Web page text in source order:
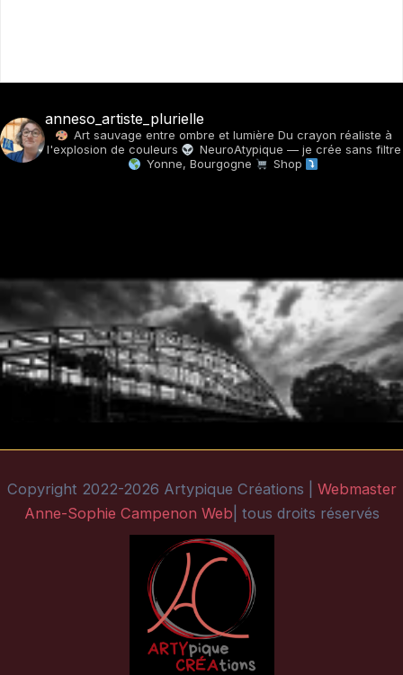
anneso_artiste_plurielle
Art sauvage entre ombre et lumière Du crayon réaliste à
l'explosion de couleurs
NeuroAtypique — je crée sans filtre
Yonne, Bourgogne
Shop
Copyright 2022-2026 Artypique Créations | Webmaster
Anne-Sophie Campenon Web | tous droits réservés